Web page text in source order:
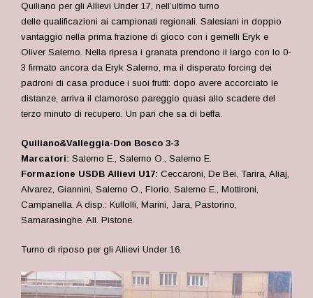
Quiliano per gli Allievi Under 17, nell’ultimo turno
delle qualificazioni ai campionati regionali. Salesiani in doppio
vantaggio nella prima frazione di gioco con i gemelli Eryk e
Oliver Salerno. Nella ripresa i granata prendono il largo con lo 0-
3 firmato ancora da Eryk Salerno, ma il disperato forcing dei
padroni di casa produce i suoi frutti: dopo avere accorciato le
distanze, arriva il clamoroso pareggio quasi allo scadere del
terzo minuto di recupero. Un pari che sa di beffa.
Quiliano&Valleggia-Don Bosco 3-3
Marcatori: Salerno E., Salerno O., Salerno E.
Formazione USDB Allievi U17: Ceccaroni, De Bei, Tarira, Aliaj,
Alvarez, Giannini, Salerno O., Florio, Salerno E., Mottironi,
Campanella. A disp.: Kullolli, Marini, Jara, Pastorino,
Samarasinghe. All. Pistone.
Turno di riposo per gli Allievi Under 16.